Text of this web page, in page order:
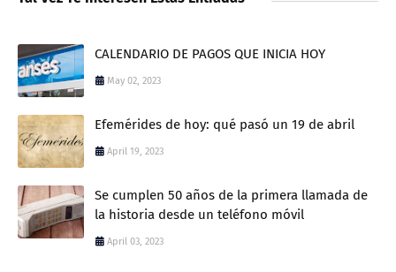
CALENDARIO DE PAGOS QUE INICIA HOY
May 02, 2023
Efemérides de hoy: qué pasó un 19 de abril
April 19, 2023
Se cumplen 50 años de la primera llamada de
la historia desde un teléfono móvil
April 03, 2023